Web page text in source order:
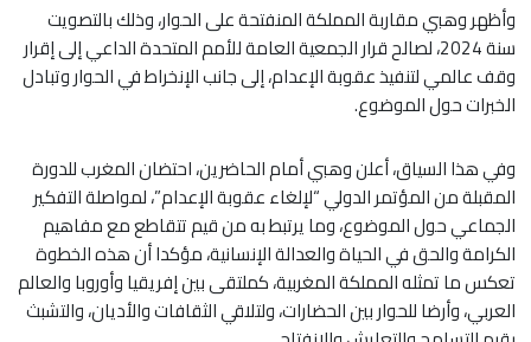
وأظهر وهبي مقاربة المملكة المنفتحة على الحوار، وذلك بالتصويت
سنة 2024، لصالح قرار الجمعية العامة للأمم المتحدة الداعي إلى إقرار
وقف عالمي لتنفيذ عقوبة الإعدام، إلى جانب الإنخراط في الحوار وتبادل
الخبرات حول الموضوع.
وفي هذا السياق، أعلن وهبي أمام الحاضرين، احتضان المغرب للدورة
المقبلة من المؤتمر الدولي “لإلغاء عقوبة الإعدام”، لمواصلة التفكير
الجماعي حول الموضوع، وما يرتبط به من قيم تتقاطع مع مفاهيم
الكرامة والحق في الحياة والعدالة الإنسانية، مؤكدا أن هذه الخطوة
تعكس ما تمثله المملكة المغربية، كملتقى بين إفريقيا وأوروبا والعالم
العربي، وأرضا للحوار بين الحضارات، ولتلاقي الثقافات والأديان، والتشبث